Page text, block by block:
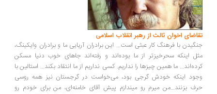
تقاضای اخوان ثالث از رهبر انقلاب اسلامی
جنگیدن با فرهنگ کار عبثی است... این برادران آریایی ما و برادران وایکینگ،
مثل اینکه سحرخیزتر از ما بوده‌اند و رفته‌اند جاهای خوب دنیا مسکن
کرده‌اند... ما همین چیزها را نداریم. کسی نداریم از ما انتقاد بکند... استالین با
وجود اینکه خودش گرجی بود، می‌خواست در گرجستان نیز همه روسی
حرف بزنند...من میرم رو میندازم پیش آقای خامنه‌ای، من برای خودم رو